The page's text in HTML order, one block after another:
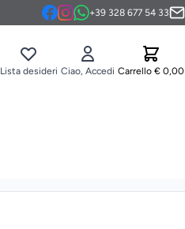
+39 328 677 54 33
Lista desideri Ciao, Accedi Carrello € 0,00